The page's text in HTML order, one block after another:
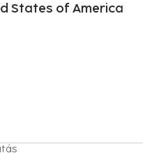
States of America